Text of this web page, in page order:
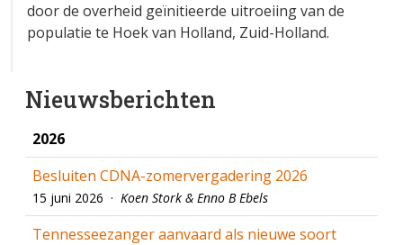
Nieuwsberichten
2026
Besluiten CDNA-zomervergadering 2026
15 juni 2026 · Koen Stork & Enno B Ebels
Tennesseezanger aanvaard als nieuwe soort
door de overheid geïnitieerde uitroeiing van de
populatie te Hoek van Holland, Zuid-Holland.